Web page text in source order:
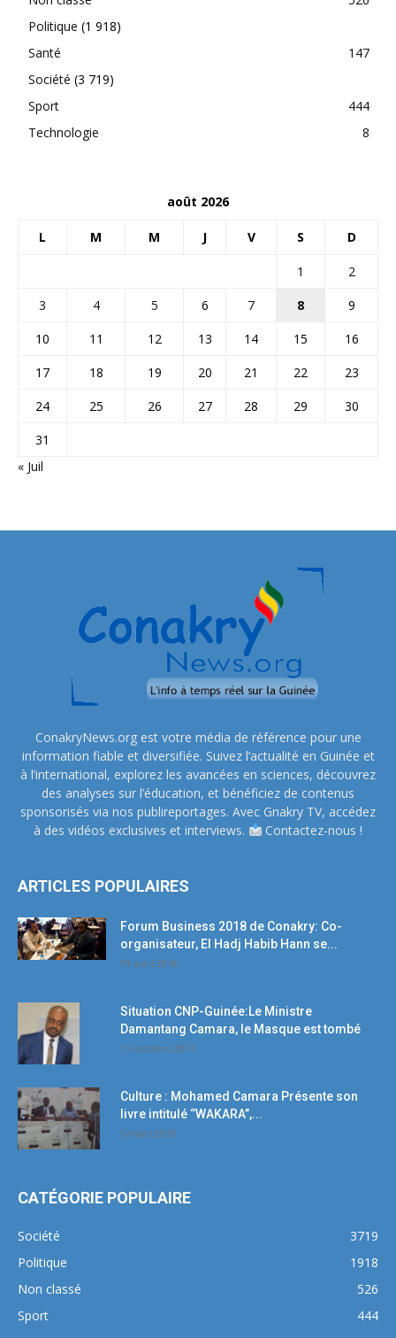
Politique (1 918)
Santé
147
Société (3 719)
Sport
444
Technologie
8
août 2026
L M M J V S D
1
2
3
4 5 6 7 8
9
10
11 12 13 14 15
16
17
18 19 20 21 22
23
24
25 26 27 28 29
30
31
« Juil
ConakryNews.org est votre média de référence pour une
information fiable et diversifiée. Suivez l’actualité en Guinée et
à l’international, explorez les avancées en sciences, découvrez
des analyses sur l’éducation, et bénéficiez de contenus
sponsorisés via nos publireportages. Avec Gnakry TV, accédez
à des vidéos exclusives et interviews.
Contactez-nous !
ARTICLES POPULAIRES
Forum Business 2018 de Conakry: Co-
organisateur, El Hadj Habib Hann se...
19 avril 2018
Situation CNP-Guinée:Le Ministre
Damantang Camara, le Masque est tombé
11 octobre 2017
Culture : Mohamed Camara Présente son
livre intitulé ‘’WAKARA’’,...
5 mars 2018
CATÉGORIE POPULAIRE
Société
3719
Politique
1918
Non classé
526
Sport
444